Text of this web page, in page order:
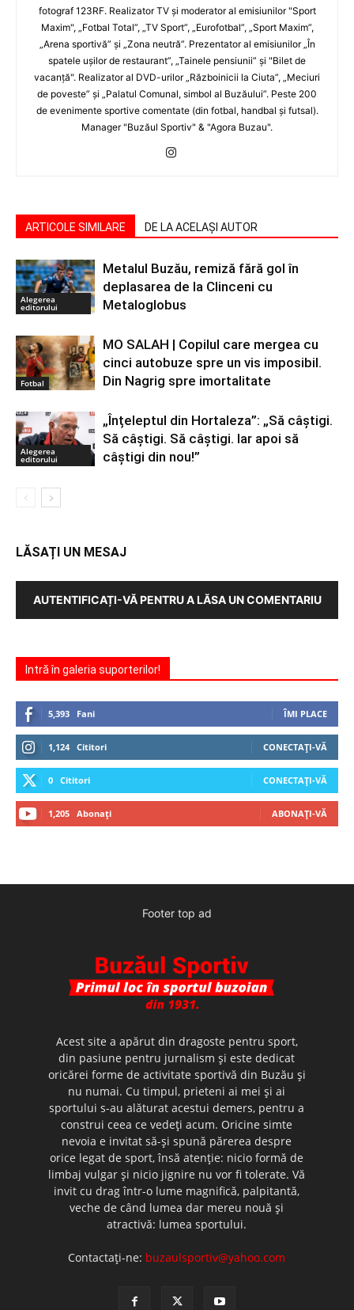
fotograf 123RF. Realizator TV şi moderator al emisiunilor "Sport
Maxim", „Fotbal Total”, „TV Sport”, „Eurofotbal”, „Sport Maxim”,
„Arena sportivă” şi „Zona neutră”. Prezentator al emisiunilor „În
spatele uşilor de restaurant”, „Tainele pensiunii” şi "Bilet de
vacanţă". Realizator al DVD-urilor „Războinicii la Ciuta”, „Meciuri
de poveste” şi „Palatul Comunal, simbol al Buzăului”. Peste 200
de evenimente sportive comentate (din fotbal, handbal şi futsal).
Manager "Buzăul Sportiv" & "Agora Buzau".
ARTICOLE SIMILARE DE LA ACELAȘI AUTOR
Alegerea
editorului
Metalul Buzău, remiză fără gol în
deplasarea de la Clinceni cu
Metaloglobus
Fotbal
MO SALAH | Copilul care mergea cu
cinci autobuze spre un vis imposibil.
Din Nagrig spre imortalitate
Alegerea
editorului
„Înțeleptul din Hortaleza”: „Să câștigi.
Să câștigi. Să câștigi. Iar apoi să
câștigi din nou!”
LĂSAȚI UN MESAJ
AUTENTIFICAȚI-VĂ PENTRU A LĂSA UN COMENTARIU
Intră în galeria suporterilor!
5,393 Fani ÎMI PLACE
1,124 Cititori CONECTAȚI-VĂ
0 Cititori CONECTAȚI-VĂ
1,205 Abonați ABONAȚI-VĂ
Footer top ad
Acest site a apărut din dragoste pentru sport,
din pasiune pentru jurnalism şi este dedicat
oricărei forme de activitate sportivă din Buzău şi
nu numai. Cu timpul, prieteni ai mei şi ai
sportului s-au alăturat acestui demers, pentru a
construi ceea ce vedeţi acum. Oricine simte
nevoia e invitat să-şi spună părerea despre
orice legat de sport, însă atenţie: nicio formă de
limbaj vulgar şi nicio jignire nu vor fi tolerate. Vă
invit cu drag într-o lume magnifică, palpitantă,
veche de când lumea dar mereu nouă şi
atractivă: lumea sportului.
Contactați-ne: buzaulsportiv@yahoo.com